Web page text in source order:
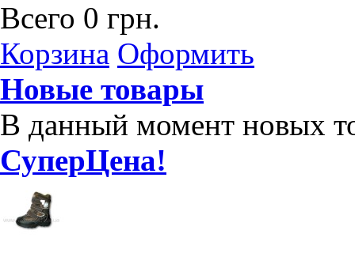
Всего 0 грн.
Корзина Оформить
Новые товары
В данный момент новых
СуперЦена!